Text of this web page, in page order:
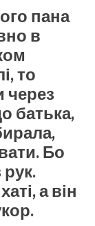
пана
в
то
через
батька,
Бо
а він